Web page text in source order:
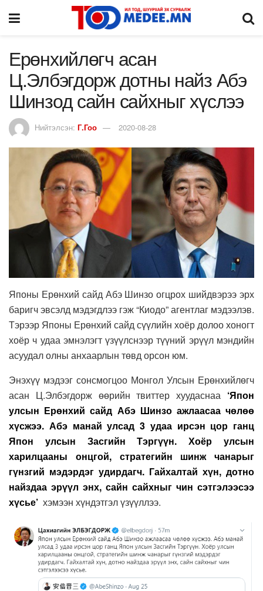
Ерөнхийлөгч асан
Ц.Элбэгдорж дотны найз Абэ
Шинзод сайн сайхныг хүслээ
Нийтэлсэн: Г.Гоо 2020-08-28
Японы Ерөнхий сайд Абэ Шинзо огцрох шийдвэрээ эрх
баригч эвсэлд мэдэгдлээ гэж “Киодо” агентлаг мэдээлэв.
Тэрээр Японы Ерөнхий сайд сүүлийн хоёр долоо хоногт
хоёр ч удаа эмнэлэгт үзүүлснээр түүний эрүүл мэндийн
асуудал олны анхаарлын төвд орсон юм.
Энэхүү мэдээг сонсмогцоо Монгол Улсын Ерөнхийлөгч
асан Ц.Элбэгдорж өөрийн твиттер хуудаснаа ‘Япон
улсын Ерөнхий сайд Абэ Шинзо ажлаасаа чөлөө
хүсжээ. Абэ манай улсад 3 удаа ирсэн цор ганц
Япон улсын Засгийн Тэргүүн. Хоёр улсын
харилцааны онцгой, стратегийн шинж чанарыг
гүнзгий мэдэрдэг удирдагч. Гайхалтай хүн, дотно
найздаа эрүүл энх, сайн сайхныг чин сэтгэлээсээ
хүсье’ хэмээн хүндэтгэл үзүүллээ.